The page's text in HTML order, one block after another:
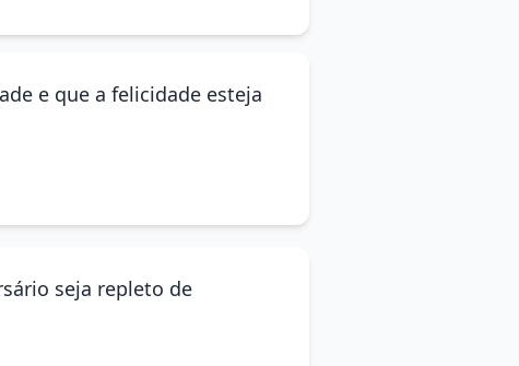
e que a felicidade esteja
seja repleto de